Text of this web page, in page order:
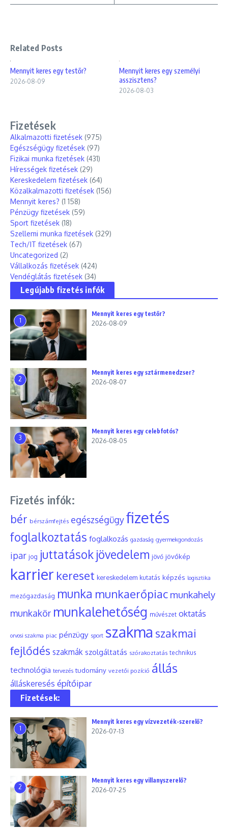
Related Posts
Mennyit keres egy testőr?
2026-08-09
Mennyit keres egy személyi
asszisztens?
2026-08-03
Fizetések
Alkalmazotti fizetések (975)
Egészségügy fizetések (97)
Fizikai munka fizetések (431)
Hírességek fizetések (29)
Kereskedelem fizetések (64)
Közalkalmazotti fizetések (156)
Mennyit keres? (1 158)
Pénzügy fizetések (59)
Sport fizetések (18)
Szellemi munka fizetések (329)
Tech/IT fizetések (67)
Uncategorized (2)
Vállalkozás fizetések (424)
Vendéglátás fizetések (34)
Legújabb fizetés infók
1
Mennyit keres egy testőr?
2026-08-09
2
Mennyit keres egy sztármenedzser?
2026-08-07
3
Mennyit keres egy celebfotós?
2026-08-05
Fizetés infók:
bér bérszámfejtés egészségügyfizetés
foglalkoztatás foglalkozás gazdaság gyermekgondozás
ipar jog juttatások jövedelem jövő jövőkép
karrier kereset kereskedelem kutatás képzés logisztika
mezőgazdaság munka munkaerőpiac munkahely
munkakör munkalehetőség művészet oktatás
orvosi szakma piac pénzügy sport szakma szakmai
fejlődés szakmák szolgáltatás szórakoztatás technikus
technológia tervezés tudomány vezetői pozíció állás
álláskeresés építőipar
Fizetések:
1
Mennyit keres egy vízvezeték-szerelő?
2026-07-13
2
Mennyit keres egy villanyszerelő?
2026-07-25